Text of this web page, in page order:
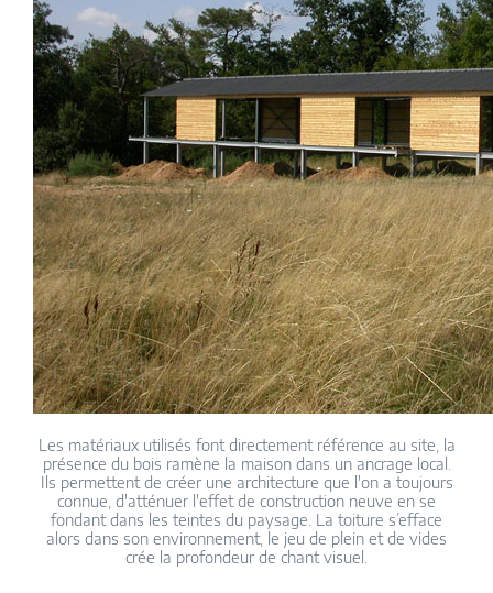
Les matériaux utilisés font directement référence au site, la
présence du bois ramène la maison dans un ancrage local.
Ils permettent de créer une architecture que l'on a toujours
connue, d'atténuer l'effet de construction neuve en se
fondant dans les teintes du paysage. La toiture s’efface
alors dans son environnement, le jeu de plein et de vides
crée la profondeur de chant visuel.